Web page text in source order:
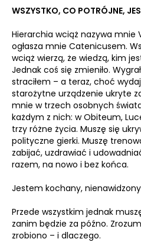
WSZYSTKO, CO POTRÓJNE,
Hierarchia wciąż nazywa mnie
ogłasza mnie Catenicusem.
wciąż wierzą, że wiedzą, kim
Jednak coś się zmieniło.
straciłem – a teraz, choć
starożytne urządzenie ukryte
mnie w trzech osobnych
każdym z nich: w Obiteum,
trzy różne życia. Muszę się
polityczne gierki. Muszę
zabijać, uzdrawiać i
razem, na nowo i bez końca.
Jestem kochany,
Przede wszystkim jednak
zanim będzie za późno.
zrobiono – i dlaczego.